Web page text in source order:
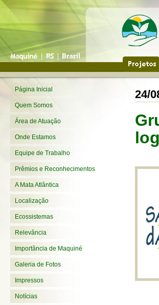
Página Inicial
Quem Somos
Área de Atuação
Onde Estamos
Equipe de Trabalho
Prêmios e Reconhecimentos
A Mata Atlântica
Localização
Ecossistemas
Relevância
Importância de Maquiné
Galeria de Fotos
Impressos
Notícias
24/